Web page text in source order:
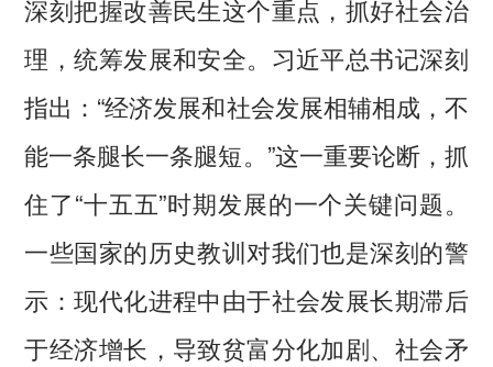
深刻把握改善民生这个重点，抓好社会治
理，统筹发展和安全。习近平总书记深刻
指出：“经济发展和社会发展相辅相成，不
能一条腿长一条腿短。”这一重要论断，抓
住了“十五五”时期发展的一个关键问题。
一些国家的历史教训对我们也是深刻的警
示：现代化进程中由于社会发展长期滞后
于经济增长，导致贫富分化加剧、社会矛